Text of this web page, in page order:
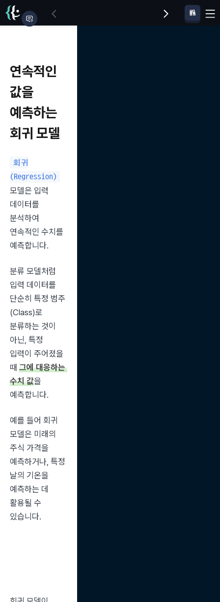
연속적인
값을
예측하는
회귀 모델
회귀
(Regression)
모델은 입력
데이터를
분석하여
연속적인 수치를
예측합니다.
분류 모델처럼
입력 데이터를
단순히 특정 범주
(Class)로
분류하는 것이
아닌, 특정
입력이 주어졌을
때 그에 대응하는
수치 값을
예측합니다.
예를 들어 회귀
모델은 미래의
주식 가격을
예측하거나, 특정
날의 기온을
예측하는 데
활용될 수
있습니다.